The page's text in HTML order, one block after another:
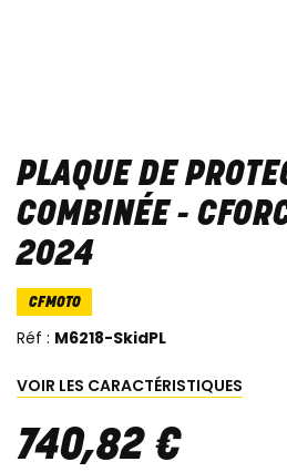
PLAQUE DE
COMBINÉE -
2024
CFMOTO
Réf : M6218-SkidPL
VOIR LES CARACTÉRISTIQUES
740,82 €